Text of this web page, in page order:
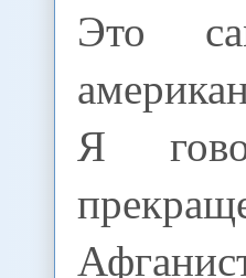
Это
Я